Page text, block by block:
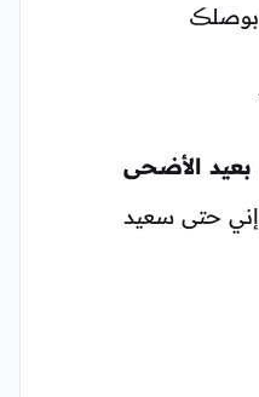
الأضحى
حتى سعيد